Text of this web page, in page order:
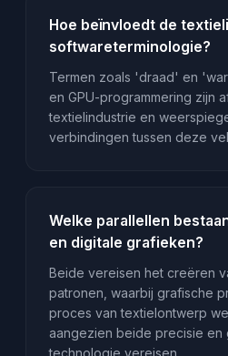
Hoe beïnvloedt de
softwareterminologie?
Termen zoals 'draad' en
en GPU-programmering zijn
textielindustrie en
verbindingen tussen deze
Welke parallellen
en digitale grafieken?
Beide vereisen het creëren
patronen, waarbij grafische
proces van textielontwerp
aangezien beide precisie en